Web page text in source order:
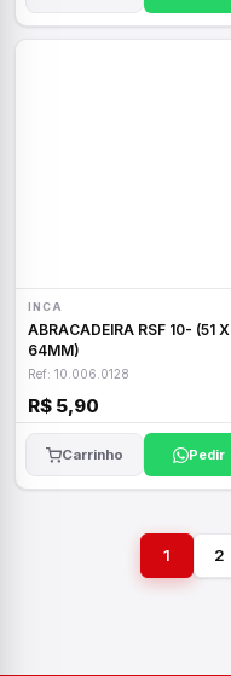
INCA
ABRACADEIRA RSF 10- (51 X
64MM)
Ref: 10.006.0128
R$ 5,90
Carrinho Pedir
1 2